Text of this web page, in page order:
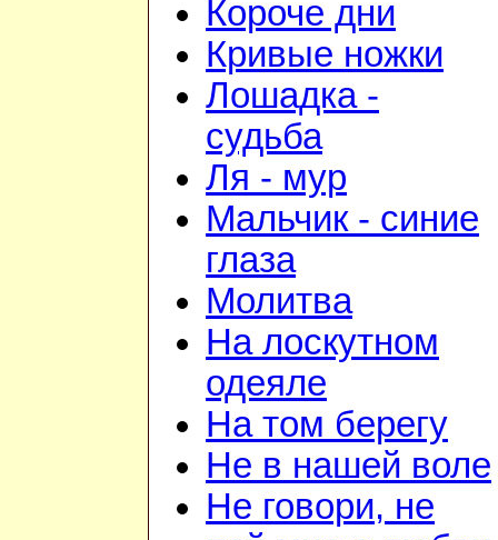
Короче дни
Кривые ножки
Лошадка -
судьба
Ля - мур
Мальчик - синие
глаза
Молитва
На лоскутном
одеяле
На том берегу
Не в нашей воле
Не говори, не